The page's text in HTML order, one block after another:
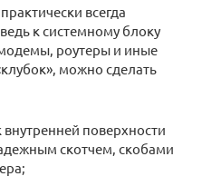
всегда
к системному блоку
роутеры и иные
можно сделать
поверхности
скотчем, скобами